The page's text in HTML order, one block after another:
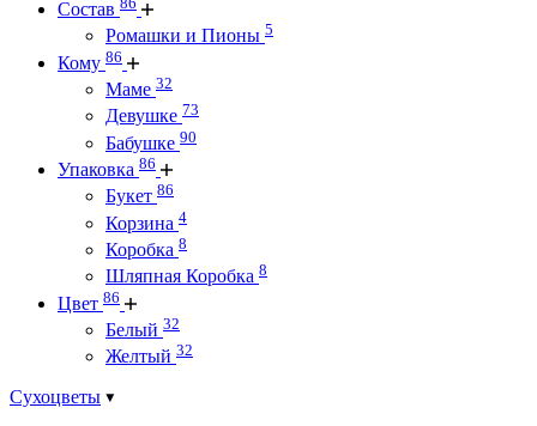
Состав
Ромашки и Пионы 5
Кому 86
Маме 32
Девушке 73
Бабушке 90
Упаковка 86
Букет 86
Корзина 4
Коробка 8
Шляпная Коробка 8
Цвет 86
Белый 32
Желтый 32
Сухоцветы